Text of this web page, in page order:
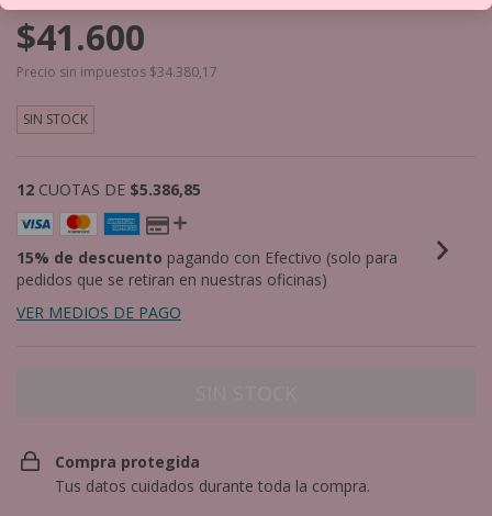
$41.600
Precio sin impuestos $34.380,17
SIN STOCK
12 CUOTAS DE $5.386,85
15% de descuento pagando con Efectivo (solo para
pedidos que se retiran en nuestras oficinas)
VER MEDIOS DE PAGO
Compra protegida
Tus datos cuidados durante toda la compra.